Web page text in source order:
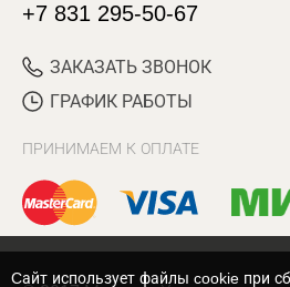
+7 831 295-50-67
ЗАКАЗАТЬ ЗВОНОК
ГРАФИК РАБОТЫ
ПРИНИМАЕМ К ОПЛАТЕ
Cайт использует файлы cookie при